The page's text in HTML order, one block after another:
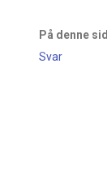
På denne
Svar